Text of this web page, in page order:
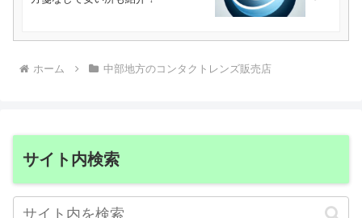
ホーム 中部地方のコンタクトレンズ販売店
サイト内検索